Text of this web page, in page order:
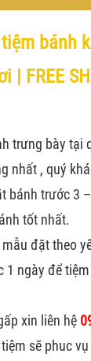
bánh
| FREE
trưng bày tại
nhất , quý
bánh trước 3
tốt nhất.
đặt theo
1 ngày để
xin liên hệ
tiệm sẽ phuc